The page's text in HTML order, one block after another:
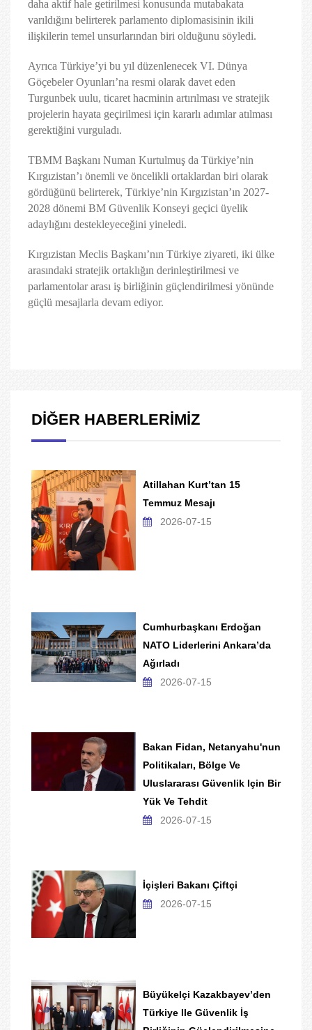
daha aktif hale getirilmesi konusunda mutabakata
varıldığını belirterek parlamento diplomasisinin ikili
ilişkilerin temel unsurlarından biri olduğunu söyledi.
Ayrıca Türkiye’yi bu yıl düzenlenecek VI. Dünya
Göçebeler Oyunları’na resmi olarak davet eden
Turgunbek uulu, ticaret hacminin artırılması ve stratejik
projelerin hayata geçirilmesi için kararlı adımlar atılması
gerektiğini vurguladı.
TBMM Başkanı Numan Kurtulmuş da Türkiye’nin
Kırgızistan’ı önemli ve öncelikli ortaklardan biri olarak
gördüğünü belirterek, Türkiye’nin Kırgızistan’ın 2027-
2028 dönemi BM Güvenlik Konseyi geçici üyelik
adaylığını destekleyeceğini yineledi.
Kırgızistan Meclis Başkanı’nın Türkiye ziyareti, iki ülke
arasındaki stratejik ortaklığın derinleştirilmesi ve
parlamentolar arası iş birliğinin güçlendirilmesi yönünde
güçlü mesajlarla devam ediyor.
DİĞER HABERLERİMİZ
Atillahan Kurt’tan 15
Temmuz Mesajı
2026-07-15
Cumhurbaşkanı Erdoğan
NATO Liderlerini Ankara’da
Ağırladı
2026-07-15
Bakan Fidan, Netanyahu'nun
Politikaları, Bölge Ve
Uluslararası Güvenlik Için Bir
Yük Ve Tehdit
2026-07-15
İçişleri Bakanı Çiftçi
2026-07-15
Büyükelçi Kazakbayev’den
Türkiye Ile Güvenlik İş